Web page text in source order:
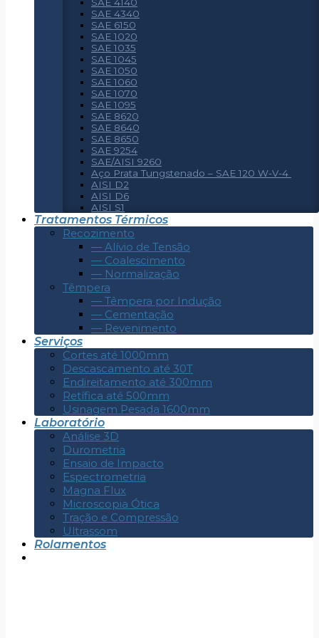
SAE 4340
SAE 6150
SAE 1020
SAE 1035
SAE 1045
SAE 1050
SAE 1060
SAE 1070
SAE 1095
SAE 8620
SAE 8640
SAE 8650
SAE 9254
SAE/AISI 9260
Aço Prata Tungstenado – SAE 120 W-V-4
AISI D2
AISI D6
AISI S1
Tratamentos Térmicos
Recozimento
— Alívio de Tensão
— Coalescimento
— Normalização
Têmpera
— Têmpera por Indução
— Cementação
— Revenimento
Serviços
Cortes até 1000mm
Descascamento até 30T
Endireitamento até 300mm
Retífica até 500mm
Usinagem Pesada 1600mm
Laboratório
Análise 3D
Durometria
Ensaio de Impacto
Espectrometria
Magna Flux
Microscopia Ótica
Tração e Compressão
Ultrassom
Rolamentos